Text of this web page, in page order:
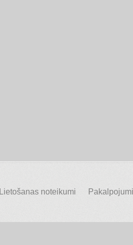
Lietošanas noteikumi